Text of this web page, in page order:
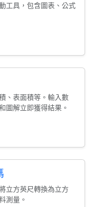
工具，包含圖表、公式
、表面積等。輸入數
圖解立即獲得結果。
立方英尺轉換為立方
測量。